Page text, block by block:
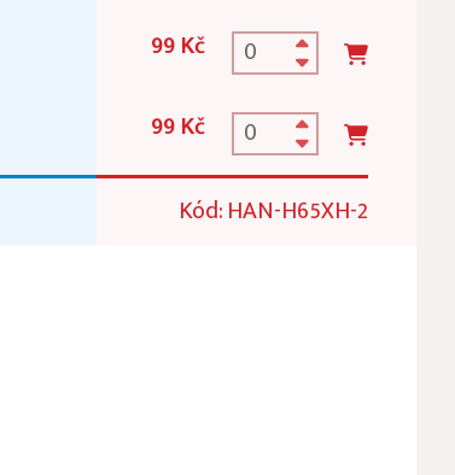
99 Kč
99 Kč
Kód: HAN-H65XH-2